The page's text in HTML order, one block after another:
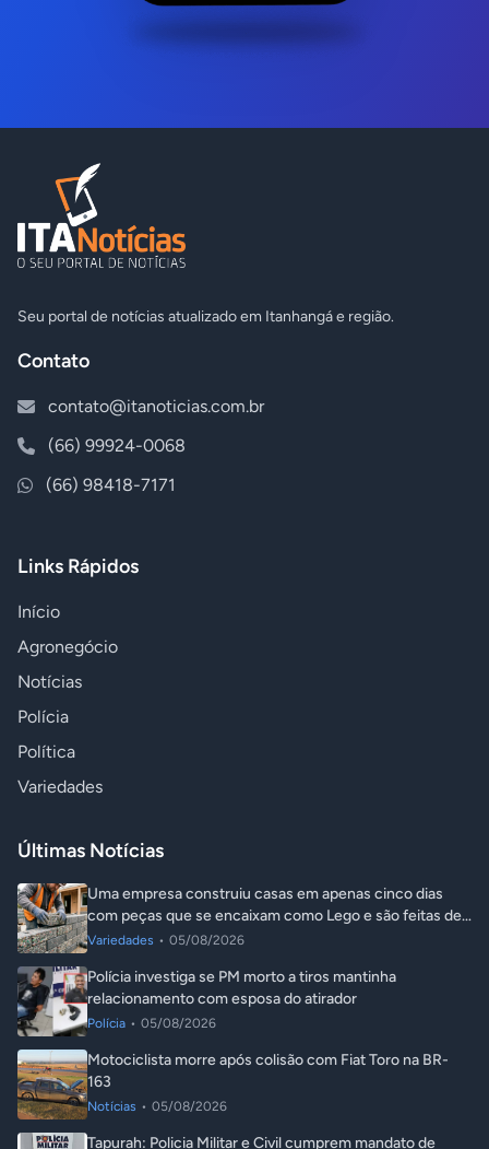
Seu portal de notícias atualizado em Itanhangá e região.
Contato
contato@itanoticias.com.br
(66) 99924-0068
(66) 98418-7171
Links Rápidos
Início
Agronegócio
Notícias
Polícia
Política
Variedades
Últimas Notícias
Uma empresa construiu casas em apenas cinco dias
com peças que se encaixam como Lego e são feitas de
plástico reciclado
Variedades • 05/08/2026
Polícia investiga se PM morto a tiros mantinha
relacionamento com esposa do atirador
Polícia • 05/08/2026
Motociclista morre após colisão com Fiat Toro na BR-
163
Notícias • 05/08/2026
Tapurah: Policia Militar e Civil cumprem mandato de